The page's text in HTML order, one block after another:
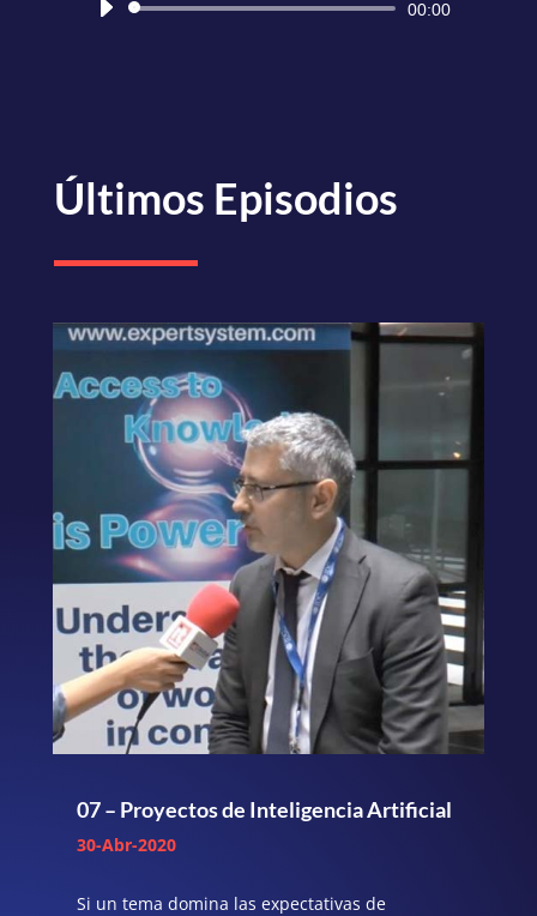
Reproductor
00:00
Últimos Episodios
07 – Proyectos de Inteligencia Artificial
30-Abr-2020
Si un tema domina las expectativas de